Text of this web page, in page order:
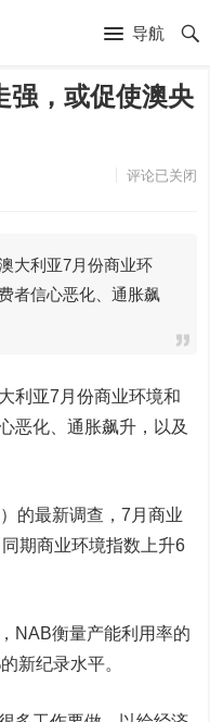
导航
强，或促使澳央
评论已关闭
利亚7月份商业环
者信心恶化、通胀飙
亚7月份商业环境和
恶化、通胀飙升，以及
最新调查，7月商业
期商业环境指数上升6
衡量产能利用率的
新纪录水平。